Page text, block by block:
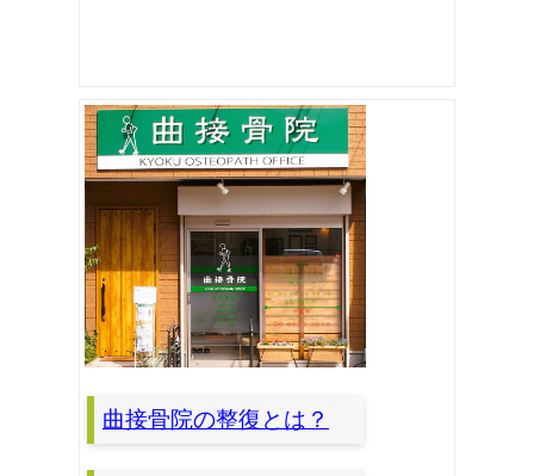
曲接骨院の整復とは？